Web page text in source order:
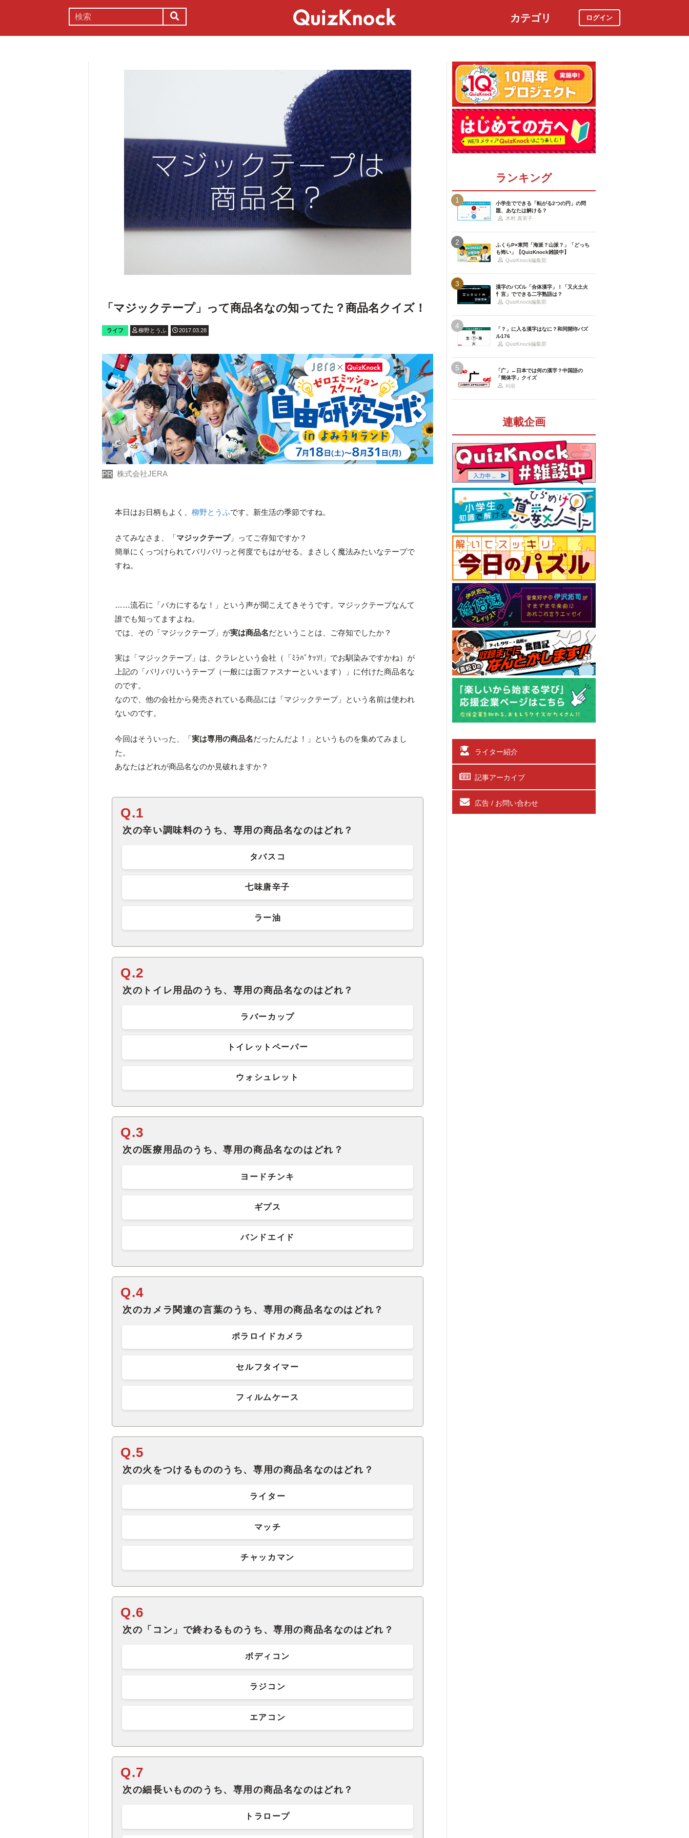
カテゴリ ログイン
「マジックテープ」って商品名なの知ってた？商品名クイズ！
ライフ 柳野とうふ 2017.03.28
PR 株式会社JERA
本日はお日柄もよく、柳野とうふです。新生活の季節ですね。
さてみなさま、「マジックテープ」ってご存知ですか？
簡単にくっつけられてバリバリっと何度でもはがせる。まさしく魔法みたいなテープで
すね。
……流石に「バカにするな！」という声が聞こえてきそうです。マジックテープなんて
誰でも知ってますよね。
では、その「マジックテープ」が実は商品名だということは、ご存知でしたか？
実は「マジックテープ」は、クラレという会社（「ﾐﾗﾊﾞｹｯｿ!」でお馴染みですかね）が
上記の「バリバリいうテープ（一般には面ファスナーといいます）」に付けた商品名な
のです。
なので、他の会社から発売されている商品には「マジックテープ」という名前は使われ
ないのです。
今回はそういった、「実は専用の商品名だったんだよ！」というものを集めてみまし
た。
あなたはどれが商品名なのか見破れますか？
Q.1
次の辛い調味料のうち、専用の商品名なのはどれ？
タバスコ
七味唐辛子
ラー油
Q.2
次のトイレ用品のうち、専用の商品名なのはどれ？
ラバーカップ
トイレットペーパー
ウォシュレット
Q.3
次の医療用品のうち、専用の商品名なのはどれ？
ヨードチンキ
ギプス
バンドエイド
Q.4
次のカメラ関連の言葉のうち、専用の商品名なのはどれ？
ポラロイドカメラ
セルフタイマー
フィルムケース
Q.5
次の火をつけるもののうち、専用の商品名なのはどれ？
ライター
マッチ
チャッカマン
Q.6
次の「コン」で終わるものうち、専用の商品名なのはどれ？
ボディコン
ラジコン
エアコン
Q.7
次の細長いもののうち、専用の商品名なのはどれ？
トラロープ
ランキング
1
小学生でできる「転がる2つの円」の問
題、あなたは解ける？
木村 真実子
2
ふくらP×東問「海派？山派？」「どっち
も怖い」【QuizKnock雑談中】
QuizKnock編集部
3
漢字のパズル「合体漢字」！「又火土火
忄言」でできる二字熟語は？
QuizKnock編集部
4
「？」に入る漢字はなに？和同開珎パズ
ル176
QuizKnock編集部
5
「广」←日本では何の漢字？中国語の
「簡体字」クイズ
刈谷
連載企画
ライター紹介
記事アーカイブ
広告 / お問い合わせ